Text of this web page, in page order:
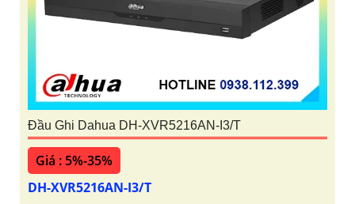
Đầu Ghi Dahua DH-XVR5216AN-I3/T
Giá : 5%-35%
DH-XVR5216AN-I3/T